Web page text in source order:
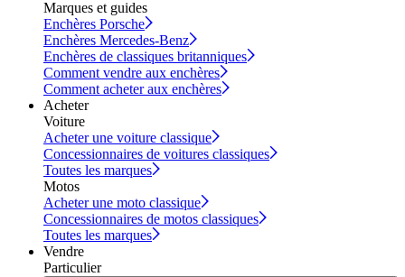
Marques et guides
Enchères Porsche
Enchères Mercedes-Benz
Enchères de classiques britanniques
Comment vendre aux enchères
Comment acheter aux enchères
Acheter
Voiture
Acheter une voiture classique
Concessionnaires de voitures classiques
Toutes les marques
Motos
Acheter une moto classique
Concessionnaires de motos classiques
Toutes les marques
Vendre
Particulier